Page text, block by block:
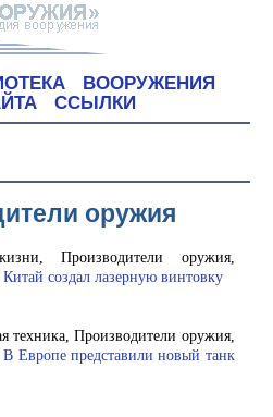
ВООРУЖЕНИЯ
ССЫЛКИ
оружия
Производители оружия,
Китай создал лазерную винтовку
техника, Производители оружия,
В Европе представили новый танк